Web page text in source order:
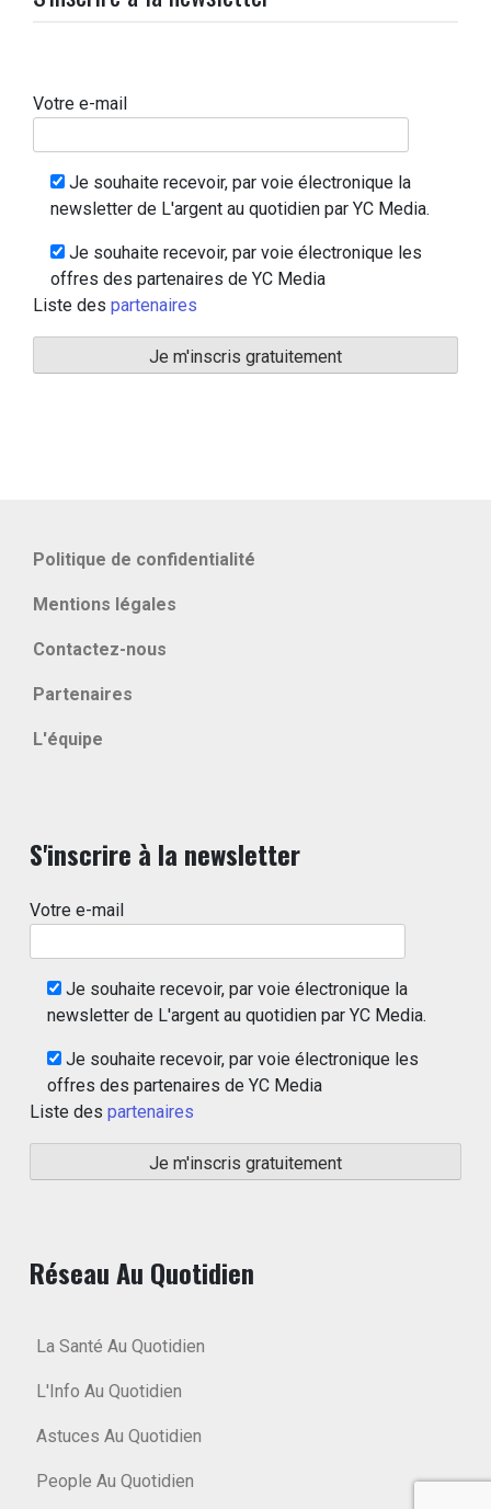
Votre e-mail
Je souhaite recevoir, par voie électronique la
newsletter de L'argent au quotidien par YC Media.
Je souhaite recevoir, par voie électronique les
offres des partenaires de YC Media
Liste des partenaires
Politique de confidentialité
Mentions légales
Contactez-nous
Partenaires
L'équipe
S'inscrire à la newsletter
Votre e-mail
Je souhaite recevoir, par voie électronique la
newsletter de L'argent au quotidien par YC Media.
Je souhaite recevoir, par voie électronique les
offres des partenaires de YC Media
Liste des partenaires
Réseau Au Quotidien
La Santé Au Quotidien
L'Info Au Quotidien
Astuces Au Quotidien
People Au Quotidien